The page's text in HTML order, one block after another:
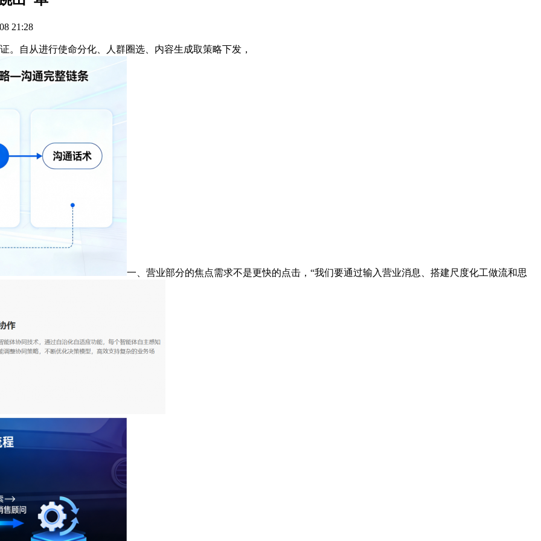
21:28
自从进行使命分化、人群圈选、内容生成取策略下发，
一、营业部分的焦点需求不是更快的点击，“我们要通过输入营业消息、搭建尺度化工做流和思